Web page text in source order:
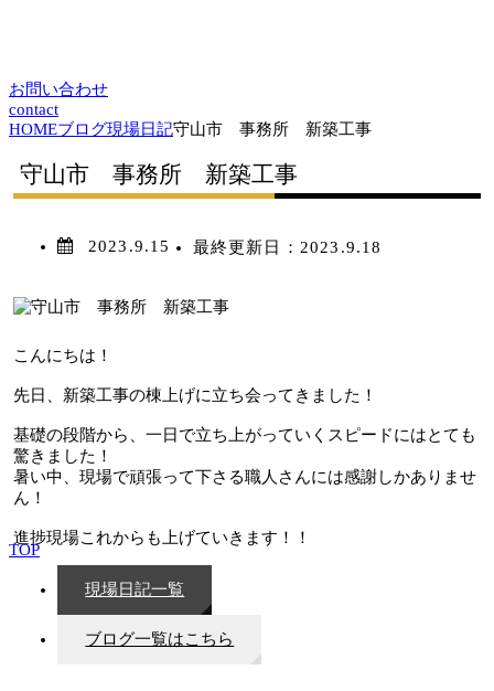
TOP
お問い合わせ
contact
HOMEブログ現場日記守山市 事務所 新築工事
守山市 事務所 新築工事
2023.9.15 最終更新日： 2023.9.18
こんにちは！
先日、新築工事の棟上げに立ち会ってきました！
基礎の段階から、一日で立ち上がっていくスピードにはとても
驚きました！
暑い中、現場で頑張って下さる職人さんには感謝しかありませ
ん！
進捗現場これからも上げていきます！！
現場日記一覧
ブログ一覧はこちら